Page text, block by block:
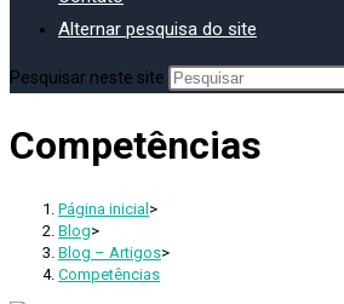
Alternar pesquisa do site
Pesquisar neste site
Competências
Página inicial >
Blog>
Blog – Artigos>
Competências